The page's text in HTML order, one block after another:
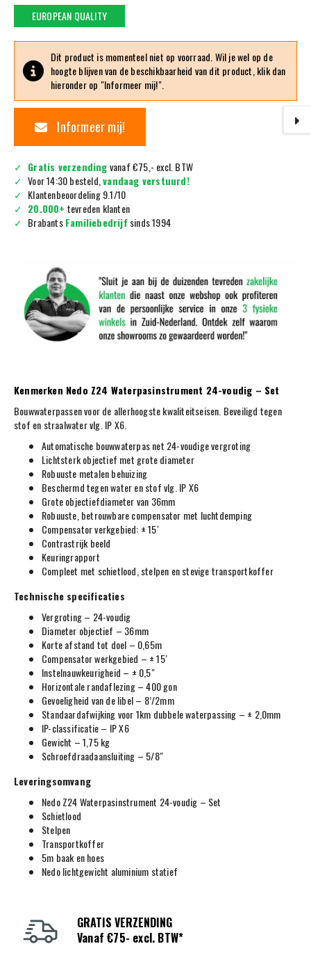
EUROPEAN QUALITY
Dit product is momenteel niet op voorraad. Wil je wel op de
hoogte blijven van de beschikbaarheid van dit product, klik dan
hieronder op "Informeer mij!".
Informeer mij!
Gratis verzendingvanaf €75,- excl. BTW
Voor 14:30 besteld,vandaag verstuurd!
Klantenbeoordeling 9.1/10
20.000+ tevreden klanten
BrabantsFamiliebedrijf sinds 1994
Kenmerken Nedo Z24 Waterpasinstrument 24-voudig – Set
Bouwwaterpassen voor de allerhoogste kwaliteitseisen. Beveiligd tegen
stof en straalwater vlg. IP X6.
Automatische bouwwaterpas net 24-voudige vergroting
Lichtsterk objectief met grote diameter
Robuuste metalen behuizing
Beschermd tegen water en stof vlg. IP X6
Grote objectiefdiameter van 36mm
Robuuste, betrouwbare compensator met luchtdemping
Compensator verkgebied: ± 15′
Contrastrijk beeld
Keuringrapport
Compleet met schietlood, stelpen en stevige transportkoffer
Technische specificaties
Vergroting – 24-voudig
Diameter objectief – 36mm
Korte afstand tot doel – 0,65m
Compensator werkgebied – ± 15′
Instelnauwkeurigheid – ± 0,5″
Horizontale randaflezing – 400 gon
Gevoeligheid van de libel – 8’/2mm
Standaardafwijking voor 1km dubbele waterpassing – ± 2,0mm
IP-classificatie – IP X6
Gewicht – 1,75 kg
Schroefdraadaansluiting – 5/8″
Leveringsomvang
Nedo Z24 Waterpasinstrument 24-voudig – Set
Schietlood
Stelpen
Transportkoffer
5m baak en hoes
Nedo lichtgewicht aluminium statief
GRATIS VERZENDING
Vanaf €75- excl. BTW*